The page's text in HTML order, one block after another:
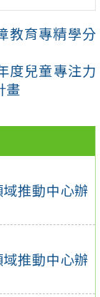
推動中心辦
推動中心辦
教育專精學分
度兒童專注力
畫